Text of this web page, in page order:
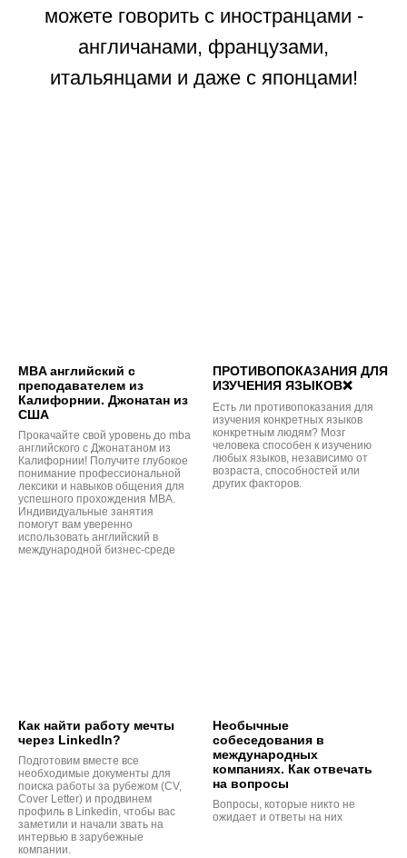
можете говорить с иностранцами -
англичанами, французами,
итальянцами и даже с японцами!
MBA английский с
преподавателем из
Калифорнии. Джонатан из
США
Прокачайте свой уровень до mba
английского с Джонатаном из
Калифорнии! Получите глубокое
понимание профессиональной
лексики и навыков общения для
успешного прохождения MBA.
Индивидуальные занятия
помогут вам уверенно
использовать английский в
международной бизнес-среде
ПРОТИВОПОКАЗАНИЯ ДЛЯ
ИЗУЧЕНИЯ ЯЗЫКОВ❌
Есть ли противопоказания для
изучения конкретных языков
конкретным людям? Мозг
человека способен к изучению
любых языков, независимо от
возраста, способностей или
других факторов.
Как найти работу мечты
через LinkedIn?
Подготовим вместе все
необходимые документы для
поиска работы за рубежом (CV,
Cover Letter) и продвинем
профиль в Linkedin, чтобы вас
заметили и начали звать на
интервью в зарубежные
компании.
Необычные
собеседования в
международных
компаниях. Как отвечать
на вопросы
Вопросы, которые никто не
ожидает и ответы на них